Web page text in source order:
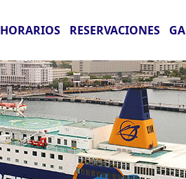
HORARIOS RESERVACIONES